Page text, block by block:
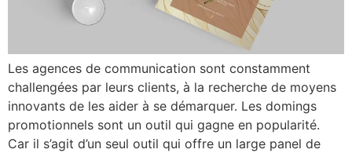
Les agences de communication sont constamment
challengées par leurs clients, à la recherche de moyens
innovants de les aider à se démarquer. Les domings
promotionnels sont un outil qui gagne en popularité.
Car il s’agit d’un seul outil qui offre un large panel de